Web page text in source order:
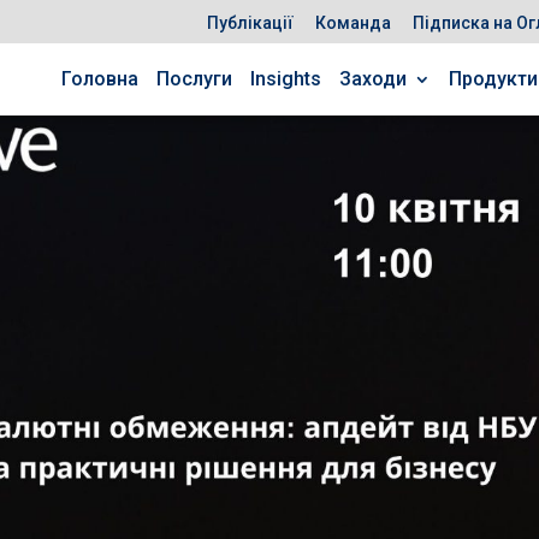
Публікації Команда Підписка на
Головна Послуги Insights Заходи Продукти